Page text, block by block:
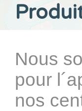
Nous
pour
nos